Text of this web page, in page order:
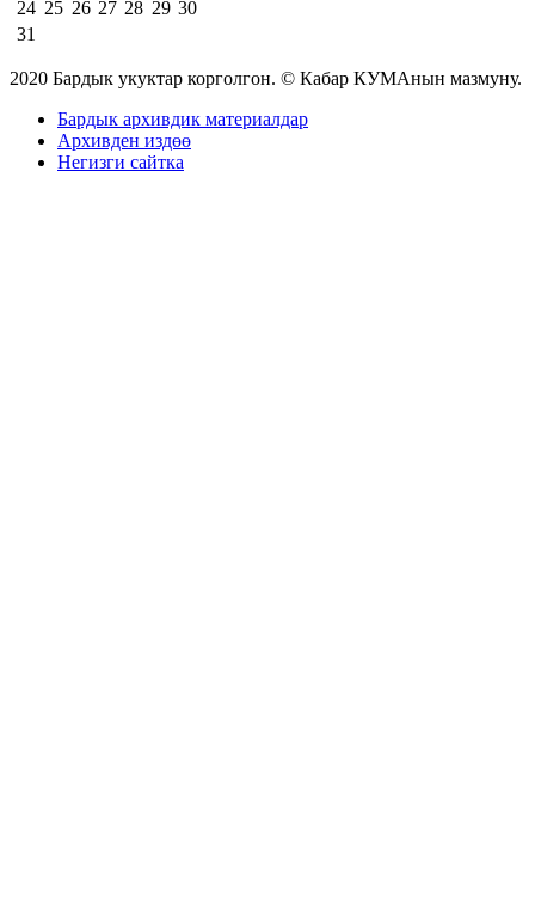
24 25 26 27 28 29 30
31
2020 Бардык укуктар корголгон. © Кабар КУМАнын мазмуну.
Бардык архивдик материалдар
Архивден издөө
Негизги сайтка